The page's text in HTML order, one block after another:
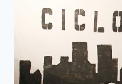
PARA
O
SISTEMA
CICLOVIÁRIO
COM
A